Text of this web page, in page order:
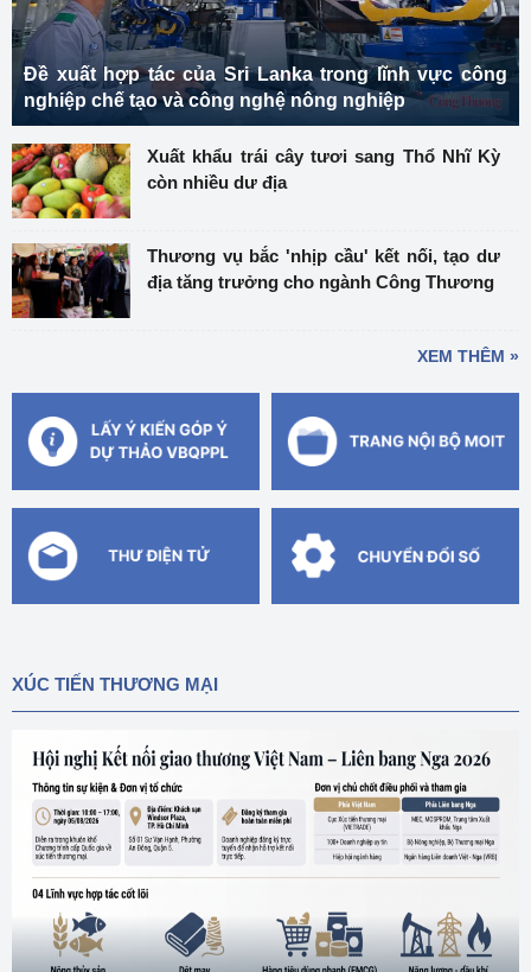
Đề xuất hợp tác của Sri Lanka trong lĩnh vực công
nghiệp chế tạo và công nghệ nông nghiệp
Xuất khẩu trái cây tươi sang Thổ Nhĩ Kỳ
còn nhiều dư địa
Thương vụ bắc 'nhịp cầu' kết nối, tạo dư
địa tăng trưởng cho ngành Công Thương
XEM THÊM »
XÚC TIẾN THƯƠNG MẠI